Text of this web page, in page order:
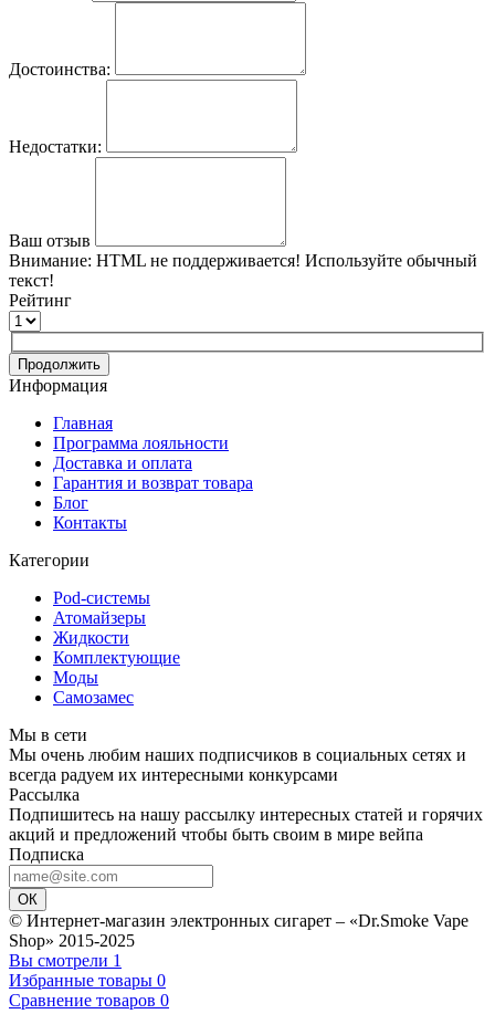
Достоинства:
Недостатки:
Ваш отзыв
Внимание: HTML не поддерживается! Используйте обычный
текст!
Рейтинг
Продолжить
Информация
Главная
Программа лояльности
Доставка и оплата
Гарантия и возврат товара
Блог
Контакты
Категории
Pod-системы
Атомайзеры
Жидкости
Комплектующие
Моды
Самозамес
Мы в сети
Мы очень любим наших подписчиков в социальных сетях и
всегда радуем их интересными конкурсами
Рассылка
Подпишитесь на нашу рассылку интересных статей и горячих
акций и предложений чтобы быть своим в мире вейпа
Подписка
ОК
© Интернет-магазин электронных сигарет – «Dr.Smoke Vape
Shop» 2015-2025
Вы смотрели 1
Избранные товары 0
Сравнение товаров 0